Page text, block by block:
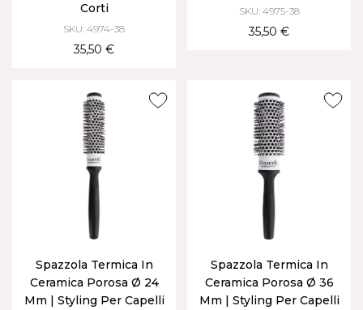
Corti
SKU: 4974-38
35,50 €
SKU: 4975-38
35,50 €
Spazzola Termica In
Ceramica Porosa Ø 24
Mm | Styling Per Capelli
Spazzola Termica In
Ceramica Porosa Ø 36
Mm | Styling Per Capelli